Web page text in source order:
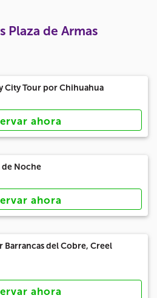
Plaza de Armas
City Tour por Chihuahua
ahora
Noche
ahora
del Cobre, Creel
ahora